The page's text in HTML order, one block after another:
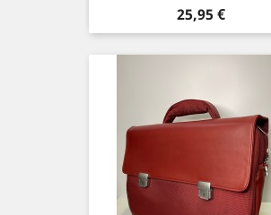
Precio
25,95 €